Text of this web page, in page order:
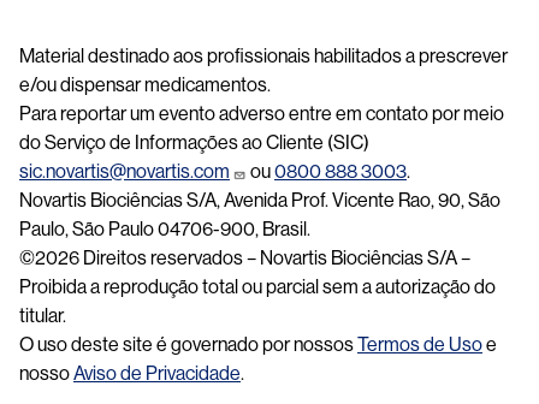
Material destinado aos profissionais habilitados a prescrever
e/ou dispensar medicamentos.
Para reportar um evento adverso entre em contato por meio
do Serviço de Informações ao Cliente (SIC)
sic.novartis@novartis.com
ou0800 888 3003.
Novartis Biociências S/A, Avenida Prof. Vicente Rao, 90, São
Paulo, São Paulo 04706-900, Brasil.
©2026 Direitos reservados – Novartis Biociências S/A –
Proibida a reprodução total ou parcial sem a autorização do
titular.
O uso deste site é governado por nossosTermos de Usoe
nossoAviso de Privacidade.